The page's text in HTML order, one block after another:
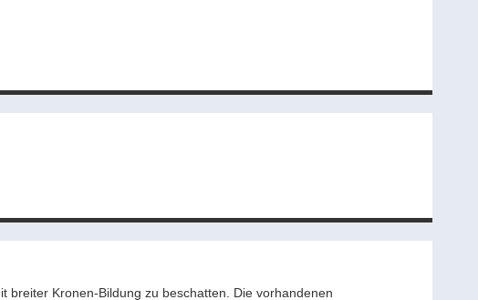
breiter Kronen-Bildung zu beschatten. Die vorhandenen